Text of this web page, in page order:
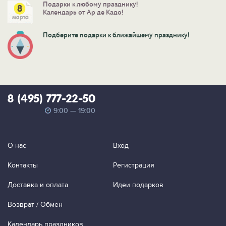
Подарки к любому празднику!
Календарь от Ар де Кадо!
Подберите подарки к ближайшему празднику!
8 (495) 777-22-50
9:00 — 19:00
О нас
Контакты
Доставка и оплата
Возврат / Обмен
Календарь праздников
Вход
Регистрация
Идеи подарков